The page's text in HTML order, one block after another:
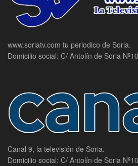
www.soriatv.com tu periodico de Soria.
Domicilio social: C/ Antolín de Soria
Canal 9, la televisión de Soria.
Domicilio social: C/ Antolín de Soria